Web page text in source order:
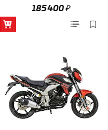
185 400₽